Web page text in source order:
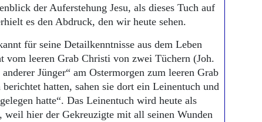
der Auferstehung Jesu, als dieses Tuch auf
es den Abdruck, den wir heute sehen.
für seine Detailkenntnisse aus dem Leben
vom leeren Grab Christi von zwei Tüchern (Joh.
Jünger“ am Ostermorgen zum leeren Grab
hatten, sahen sie dort ein Leinentuch und
hatte“. Das Leinentuch wird heute als
weil hier der Gekreuzigte mit all seinen Wunden